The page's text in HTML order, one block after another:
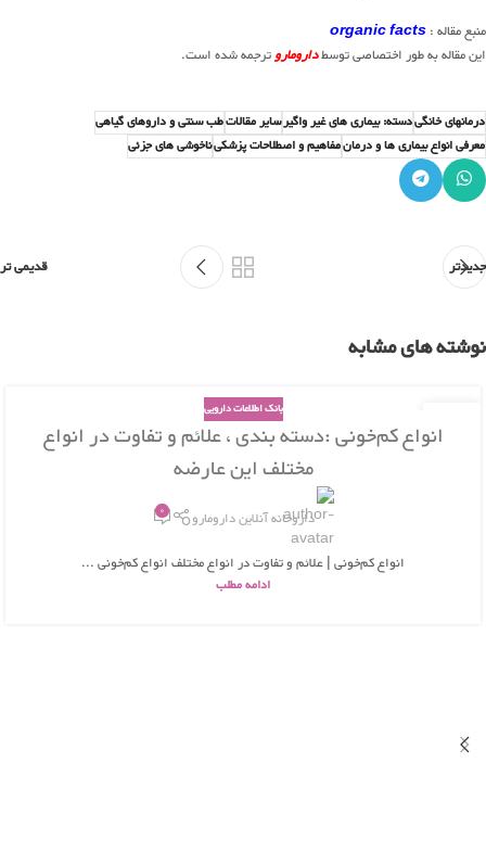
منبع مقاله :organic facts
این مقاله به طور اختصاصی توسطداروماروترجمه شده است.
درمانهای خانگیدسته: بیماری های غیر واگیرسایر مقالاتطب سنتی و داروهای گیاهی
معرفی انواع بیماری ها و درمانمفاهیم و اصطلاحات پزشکیناخوشی های جزئی
جدیدتر قدیمی تر
نوشته های مشابه
29
اسفند
بانک اطلاعات دارویی
انواع کم‌خونی :دسته بندی ، علائم و تفاوت در انواع
مختلف این عارضه
داروخانه آنلاین دارومارو 0
انواع کم‌خونی | علائم و تفاوت در انواع مختلف انواع کم‌خونی ...
ادامه مطلب